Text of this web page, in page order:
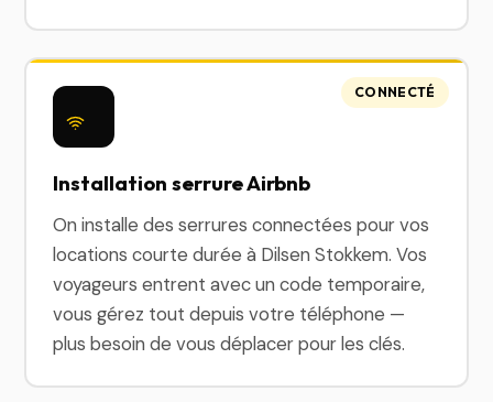
Installation serrure Airbnb
On installe des serrures connectées pour vos
locations courte durée à Dilsen Stokkem. Vos
voyageurs entrent avec un code temporaire,
vous gérez tout depuis votre téléphone —
plus besoin de vous déplacer pour les clés.
CONNECTÉ